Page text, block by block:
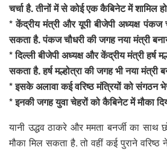
चर्चा है. तीनों में से कोई एक कैबिनेट में शामिल
* केंद्रीय मंत्री और यूपी बीजेपी अध्यक्ष
सकता है. पंकज चौधरी की जगह नया मंत्री
* दिल्ली बीजेपी अध्यक्ष और केंद्रीय मंत्री हर्ष
सकता है. हर्ष मल्होत्रा की जगह भी नया मंत्री
* इसके अलावा कई वरिष्ठ मंत्रियों को संगठन
* इनकी जगह युवा चेहरों को कैबिनेट में मौका
यानी उद्धव ठाकरे और ममता बनर्जी का
मौका मिल सकता है. तो वहीं कई पुराने